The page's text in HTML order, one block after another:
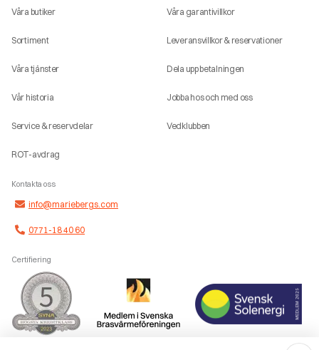
Våra butiker
Sortiment
Våra tjänster
Vår historia
Service & reservdelar
ROT-avdrag
Våra garantivillkor
Leveransvillkor & reservationer
Dela upp betalningen
Jobba hos och med oss
Vedklubben
Kontakta oss
info@mariebergs.com
0771-18 40 60
Certifiering